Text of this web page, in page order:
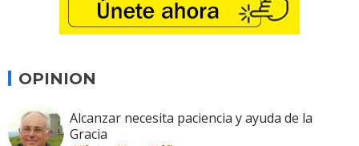
OPINION
Alcanzar necesita paciencia y ayuda de la
Gracia